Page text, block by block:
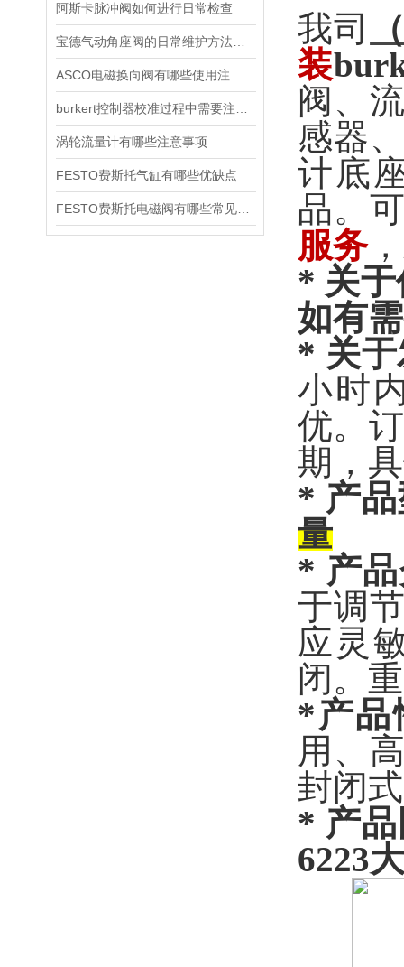
阿斯卡脉冲阀如何进行日常检查
涡轮流量计有哪些注意事项
FESTO费斯托气缸有哪些优缺点
我司
装
阀、
感器
计底
品。
服务
* 关
如有
* 关
小时
优。
期，
* 产
量
* 产
于调
应灵
闭。
*产品
用、
封闭
* 产
6223